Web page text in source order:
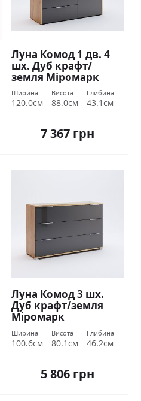
Луна Комод 1 дв. 4
шх. Дуб крафт/
земля Міромарк
Ширина
120.0см
Висота
88.0см
Глибина
43.1см
7 367 грн
Луна Комод 3 шх.
Дуб крафт/земля
Міромарк
Ширина
100.6см
Висота
80.1см
Глибина
46.2см
5 806 грн